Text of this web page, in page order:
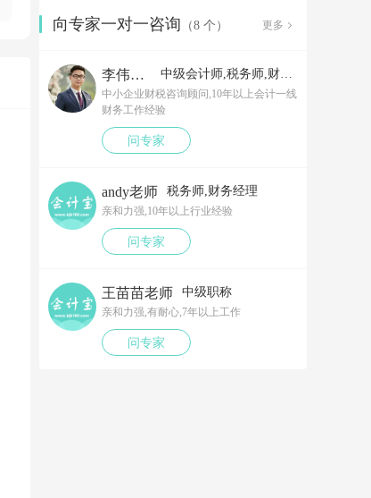
向专家一对一咨询 （8 个） 更多
李伟老师 中级会计师,税务师,财务经理
中小企业财税咨询顾问,10年以上会计一线
财务工作经验
问专家
andy老师 税务师,财务经理
亲和力强,10年以上行业经验
问专家
王苗苗老师 中级职称
亲和力强,有耐心,7年以上工作
问专家